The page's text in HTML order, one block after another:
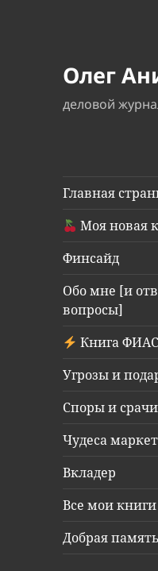
Олег
деловой
Главная
Моя новая
Финсайд
Обо мне [и
вопросы]
Книга
Угрозы и
Споры и срачи
Чудеса
Вкладер
Все мои книги
Добрая память